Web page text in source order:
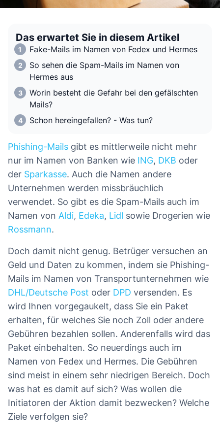
Das erwartet Sie in diesem Artikel
Fake-Mails im Namen von Fedex und Hermes
So sehen die Spam-Mails im Namen von
Hermes aus
Worin besteht die Gefahr bei den gefälschten
Mails?
Schon hereingefallen? - Was tun?
Phishing-Mails gibt es mittlerweile nicht mehr
nur im Namen von Banken wie ING, DKB oder
der Sparkasse. Auch die Namen andere
Unternehmen werden missbräuchlich
verwendet. So gibt es die Spam-Mails auch im
Namen von Aldi, Edeka, Lidl sowie Drogerien wie
Rossmann.
Doch damit nicht genug. Betrüger versuchen an
Geld und Daten zu kommen, indem sie Phishing-
Mails im Namen von Transportunternehmen wie
DHL/Deutsche Post oder DPD versenden. Es
wird Ihnen vorgegaukelt, dass Sie ein Paket
erhalten, für welches Sie noch Zoll oder andere
Gebühren bezahlen sollen. Anderenfalls wird das
Paket einbehalten. So neuerdings auch im
Namen von Fedex und Hermes. Die Gebühren
sind meist in einem sehr niedrigen Bereich. Doch
was hat es damit auf sich? Was wollen die
Initiatoren der Aktion damit bezwecken? Welche
Ziele verfolgen sie?